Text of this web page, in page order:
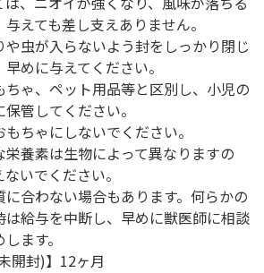
えても差し支えありません。
や虫が入らないよう封をしっかり閉じ
めに与えてください。
ちゃ、ペット用品等と区別し、小児の
管してください。
ちゃにしないでください。
栄養素は生物によって異なりますの
いでください。
に合わない場合もあります。何らかの
給与を中断し、早めに獣医師に相談
ます。
開封)】12ヶ月